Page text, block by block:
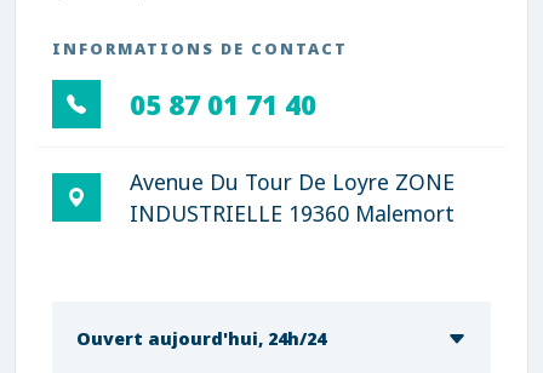
INFORMATIONS DE CONTACT
05 87 01 71 40
Avenue Du Tour De Loyre ZONE
INDUSTRIELLE 19360 Malemort
Ouvert aujourd'hui, 24h/24